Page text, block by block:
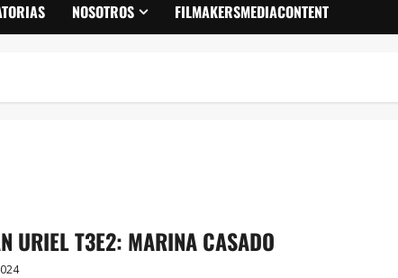
NOSOTROS FILMAKERSMEDIACONTENT
URIEL T3E2: MARINA CASADO